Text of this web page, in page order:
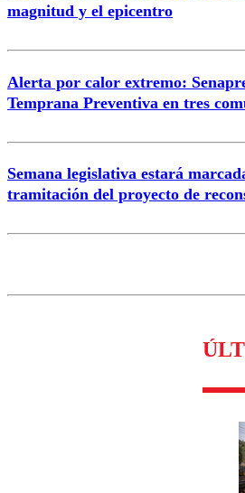
magnitud y el epicentro
Alerta por calor extremo:
Temprana Preventiva en tres
Semana legislativa estará
tramitación del proyecto de